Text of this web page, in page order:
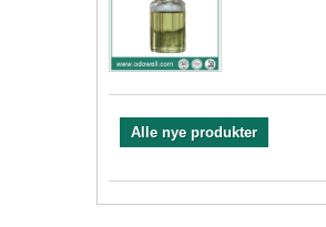
Alle nye produkter